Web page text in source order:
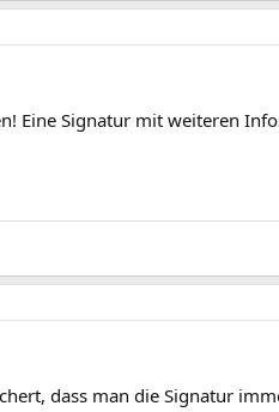
Eine Signatur mit weiteren
dass man die Signatur